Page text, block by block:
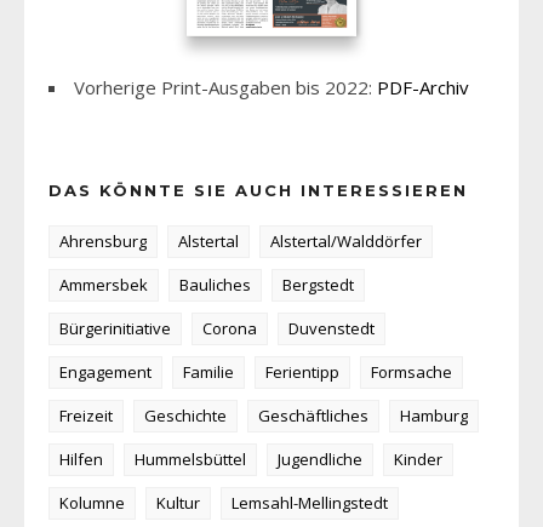
Vorherige Print-Ausgaben bis 2022: PDF-Archiv
DAS KÖNNTE SIE AUCH INTERESSIEREN
Ahrensburg Alstertal
Alstertal/Walddörfer
Ammersbek
Bauliches
Bergstedt
Bürgerinitiative
Corona
Duvenstedt
Engagement
Familie Ferientipp
Formsache
Freizeit
Geschichte Geschäftliches
Hamburg
Hilfen
Hummelsbüttel Jugendliche
Kinder
Kolumne
Kultur
Lemsahl-Mellingstedt